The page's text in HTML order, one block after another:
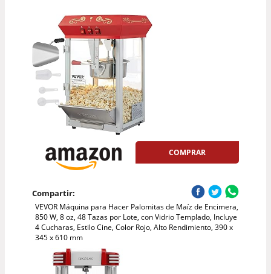
COMPRAR
Compartir:
VEVOR Máquina para Hacer Palomitas de Maíz de Encimera,
850 W, 8 oz, 48 Tazas por Lote, con Vidrio Templado, Incluye
4 Cucharas, Estilo Cine, Color Rojo, Alto Rendimiento, 390 x
345 x 610 mm